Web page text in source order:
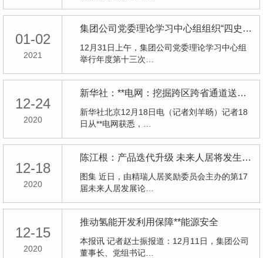
01-02
2021
集团公司党委理论学习中心组组织“四史”学习研讨
12月31日上午，集团公司党委理论学习中心组
举行年度第十三次…
12-24
2020
新华社：**电网：挖掘跨区跨省通道送电潜力
新华社北京12月18日电（记者刘羊旸）记者18
日从**电网获悉，…
12-18
2020
陈江根：产品迭代升级 未来人居将发生深刻变化
图集 近日，由精瑞人居奖励委员会主办的第17
届未来人居发展论…
12-15
2020
推动氢能开发利用保障**能源安全
本报讯 记者赵士振报道：12月11日，集团公司
董事长、党组书记…